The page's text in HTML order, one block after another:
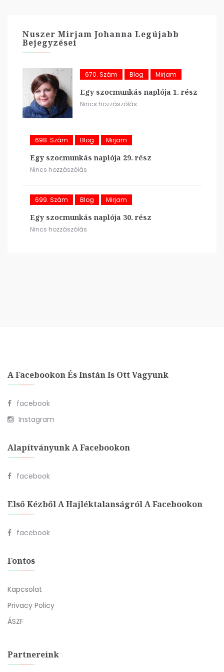
Nuszer Mirjam Johanna Legújabb
Bejegyzései
670. Szám Blog Mirjam
Egy szocmunkás naplója 1. rész
Nincs hozzászólás
698. Szám Blog Mirjam
Egy szocmunkás naplója 29. rész
Nincs hozzászólás
699. Szám Blog Mirjam
Egy szocmunkás naplója 30. rész
Nincs hozzászólás
A Facebookon És Instán Is Ott Vagyunk
facebook
Instagram
Alapítványunk A Facebookon
facebook
Első Kézből A Hajléktalanságról A Facebookon
facebook
Fontos
Kapcsolat
Privacy Policy
ÁSZF
Partnereink